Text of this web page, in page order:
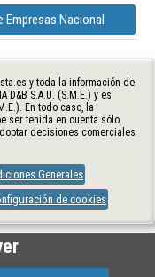
Empresas Nacional
y toda la información de
S.A.U. (S.M.E.) y es
En todo caso, la
ser tenida en cuenta sólo
decisiones comerciales
Generales
de cookies